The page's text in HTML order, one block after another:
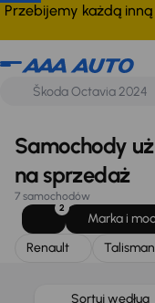
Przebijemy każdą
Renault Talisman
Samochody
na sprzedaż
7 samochodów
2
Marka i
Renault
Talisman
Sortuj według
Taniej o 500 zł